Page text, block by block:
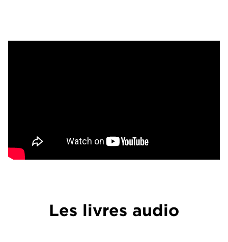
Les livres audio